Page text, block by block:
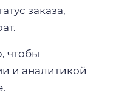
заказа,
чтобы
и аналитикой